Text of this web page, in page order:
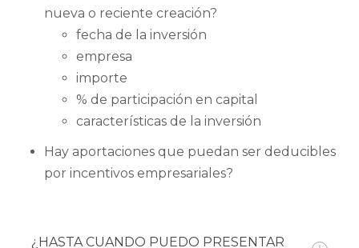
nueva o reciente creación?
fecha de la inversión
empresa
importe
% de participación en capital
características de la inversión
Hay aportaciones que puedan ser deducibles
por incentivos empresariales?
¿HASTA CUANDO PUEDO PRESENTAR